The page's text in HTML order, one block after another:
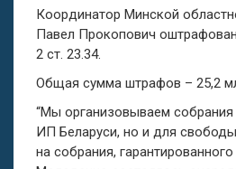
Координатор Минской
Павел Прокопович
2 ст. 23.34.
Общая сумма штрафов – 25,2
“Мы организовываем собрания
ИП Беларуси, но и для
на собрания,